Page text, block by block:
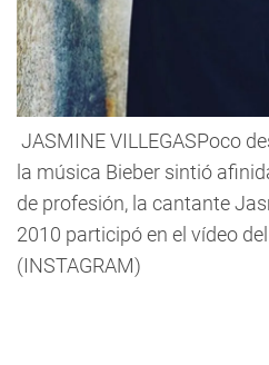
JASMINE VILLEGASPoco
la música Bieber sintió
de profesión, la cantante
2010 participó en el vídeo
(INSTAGRAM)